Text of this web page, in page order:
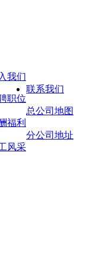
我们
职位
福利
风采
联系我们
总公司地图
分公司地址